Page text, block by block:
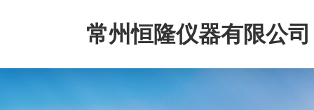
常州恒隆仪器有限公司